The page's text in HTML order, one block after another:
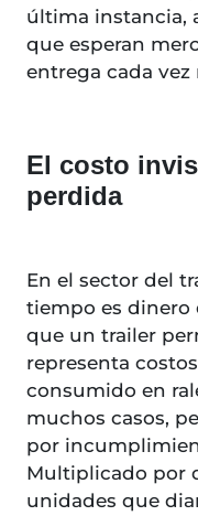
última instancia,
que esperan
entrega cada vez
El costo
perdida
En el sector del
tiempo es dinero
que un trailer
representa
consumido en
muchos casos,
por
Multiplicado por
unidades que